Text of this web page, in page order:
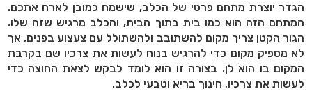
הגדר יוצרת מתחם פרטי של הכלב, שישמח כמובן לארח אתכם.
המתחם הזה הוא כמו בית בתוך הבית, והכלב מרגיש שזה שלו.
הגור הקטן צריך מקום להשתובב ולהשתולל עם צעצוע בפנים, אך
לא מספיק מקום כדי להרגיש בנוח לעשות את צרכיו שם בקרבת
המקום בו הוא לן. בצורה זו הוא לומד לבקש לצאת החוצה כדי
לעשות את צרכיו, חינוך בריא וטבעי לכלב.